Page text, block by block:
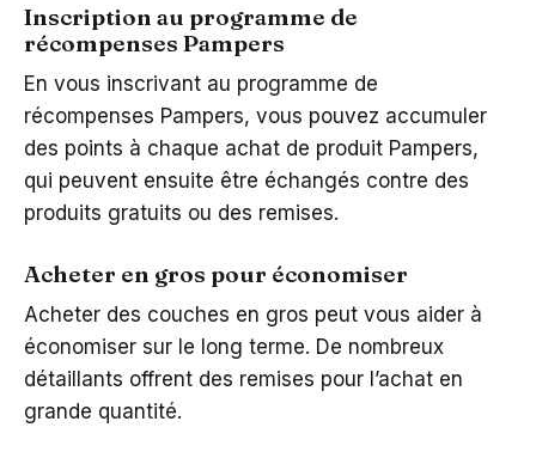
Inscription au programme de
récompenses Pampers
En vous inscrivant au programme de
récompenses Pampers, vous pouvez accumuler
des points à chaque achat de produit Pampers,
qui peuvent ensuite être échangés contre des
produits gratuits ou des remises.
Acheter en gros pour économiser
Acheter des couches en gros peut vous aider à
économiser sur le long terme. De nombreux
détaillants offrent des remises pour l’achat en
grande quantité.